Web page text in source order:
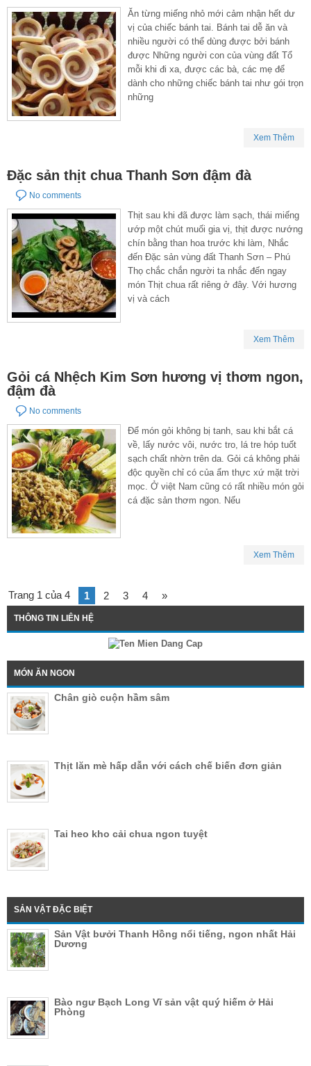
Ăn từng miếng nhỏ mới cảm nhận hết dư
vị của chiếc bánh tai. Bánh tai dễ ăn và
nhiều người có thể dùng được bởi bánh
được Những người con của vùng đất Tổ
mỗi khi đi xa, được các bà, các mẹ để
dành cho những chiếc bánh tai như gói trọn
những
Xem Thêm
Đặc sản thịt chua Thanh Sơn đậm đà
No comments
Thịt sau khi đã được làm sạch, thái miếng
ướp một chút muối gia vị, thịt được nướng
chín bằng than hoa trước khi làm, Nhắc
đến Đặc sản vùng đất Thanh Sơn – Phú
Thọ chắc chắn người ta nhắc đến ngay
món Thịt chua rất riêng ở đây. Với hương
vị và cách
Xem Thêm
Gỏi cá Nhệch Kim Sơn hương vị thơm ngon,
đậm đà
No comments
Để món gỏi không bị tanh, sau khi bắt cá
về, lấy nước vôi, nước tro, lá tre hóp tuốt
sạch chất nhờn trên da. Gỏi cá không phải
độc quyền chỉ có của ẩm thực xứ mặt trời
mọc. Ở việt Nam cũng có rất nhiều món gỏi
cá đặc sản thơm ngon. Nếu
Xem Thêm
Trang 1 của 4 1 2 3 4 »
THÔNG TIN LIÊN HỆ
MÓN ĂN NGON
Chân giò cuộn hầm sâm
Thịt lăn mè hấp dẫn với cách chế biến đơn giản
Tai heo kho cải chua ngon tuyệt
SẢN VẬT ĐẶC BIỆT
Sản Vật bưởi Thanh Hồng nổi tiếng, ngon nhất Hải
Dương
Bào ngư Bạch Long Vĩ sản vật quý hiếm ở Hải
Phòng